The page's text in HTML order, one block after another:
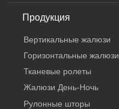
Продукция
Вертикальные жалюзи
Горизонтальные жалюзи
Тканевые ролеты
Жалюзи День-Ночь
Рулонные шторы